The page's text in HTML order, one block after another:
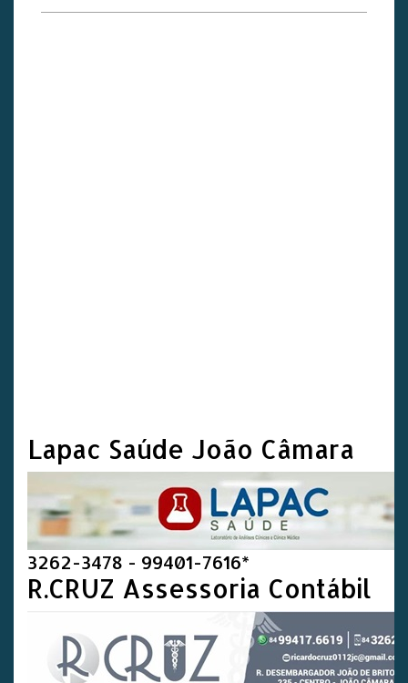
Lapac Saúde João Câmara
3262-3478 - 99401-7616*
R.CRUZ Assessoria Contábil